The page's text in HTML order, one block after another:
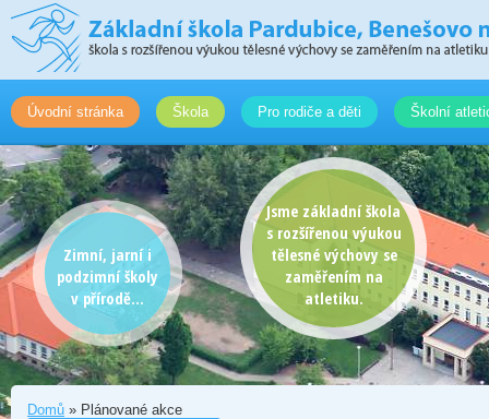
Úvodní stránka Škola Pro rodiče a děti Školní
Zimní, jarní i
podzimní školy
v přírodě...
Jsme základní škola
s rozšířenou výukou
tělesné výchovy se
zaměřením na
atletiku.
Domů » Plánované akce